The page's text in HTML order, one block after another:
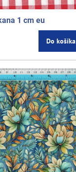
1 cm eu
Do košíka